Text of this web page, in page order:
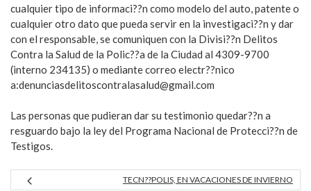
cualquier tipo de informaci??n como modelo del auto, patente o
cualquier otro dato que pueda servir en la investigaci??n y dar
con el responsable, se comuniquen con la Divisi??n Delitos
Contra la Salud de la Polic??a de la Ciudad al 4309-9700
(interno 234135) o mediante correo electr??nico
a:denunciasdelitoscontralasalud@gmail.com
Las personas que pudieran dar su testimonio quedar??n a
resguardo bajo la ley del Programa Nacional de Protecci??n de
Testigos.
TECN??POLIS, EN VACACIONES DE INVIERNO